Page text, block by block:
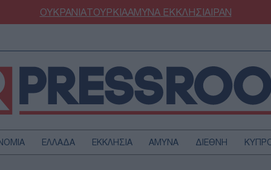
ΟΥΚΡΑΝΙΑΤΟΥΡΚΙΑΑΜΥΝΑΕΚΚΛΗΣΙΑΙΡΑΝ
ΕΛΛΑΔΑ ΕΚΚΛΗΣΙΑ ΑΜΥΝΑ ΔΙΕΘΝΗ